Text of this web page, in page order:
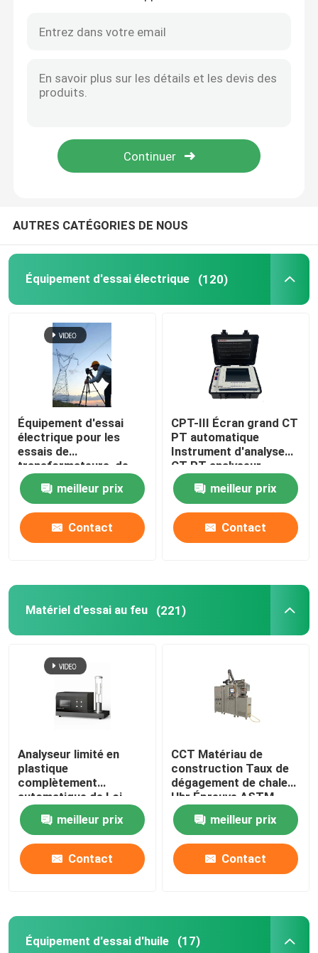
Équipement d'essai d'huile
Huile réutilisant la machine
Équipement d'essai des transformateurs
équipement d'essai de câble
Caméra d'inspection de forage
AUTRES CATÉGORIES DE NOUS
Équipement d'essai électrique (120)
Équipement d'essai
électrique pour les
essais de
transformateurs, de
commutateurs, de
relais et de câbles
meilleur prix
Contact
CPT-III Écran grand CT
PT automatique
Instrument d'analyse
CT PT analyseur
meilleur prix
Contact
Matériel d'essai au feu (221)
Analyseur limité en
plastique
complètement
automatique de Loi
d'index de l'oxygène
ISO4589-2 d'ASTM D
2863
meilleur prix
Contact
CCT Matériau de
construction Taux de
dégagement de chaleur
Hhr Épreuve ASTM
E1354 ISO5660
Calorimètre à cône
meilleur prix
Contact
Équipement d'essai d'huile (17)